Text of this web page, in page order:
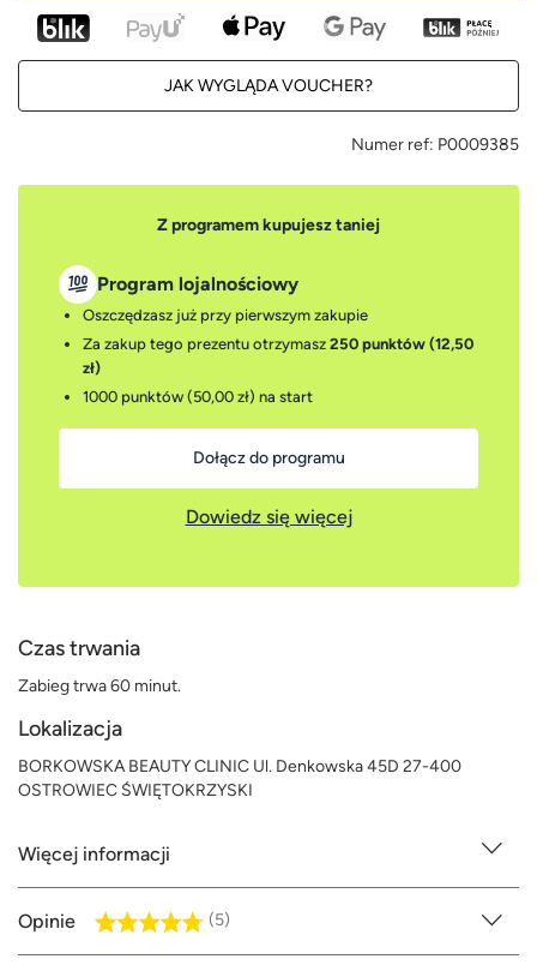
JAK WYGLĄDA VOUCHER?
Numer ref: P0009385
Z programem kupujesz taniej
Program lojalnościowy
Oszczędzasz już przy pierwszym zakupie
Za zakup tego prezentu otrzymasz 250 punktów (12,50
zł)
1000 punktów (50,00 zł) na start
Dołącz do programu
Dowiedz się więcej
Czas trwania
Zabieg trwa 60 minut.
Lokalizacja
BORKOWSKA BEAUTY CLINIC Ul. Denkowska 45D 27-400
OSTROWIEC ŚWIĘTOKRZYSKI
Więcej informacji
Opinie (5)